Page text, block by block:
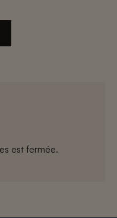
est fermée.